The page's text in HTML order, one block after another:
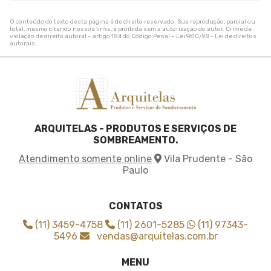
Tela de sombreamento para quadra de tenis
Tela de sombreamento sob medida
Tela de sombreamento solar
Tela de sombreamento toldo
Tela de sombreamento verde
Tela de sombrite 50
Tela de sombrite verde
Tela para agricultura
Tela para cobrir plantas
Tela para sombreamento agricola
Tela sombrite 4x30
Tela sombrite 50 3x50
O conteúdo do texto desta página é de direito reservado. Sua reprodução, parcial ou
total, mesmo citando nossos links, é proibida sem a autorização do autor. Crime de
violação de direito autoral – artigo 184 do Código Penal – Lei 9610/98 - Lei de direitos
autorais.
ARQUITELAS - PRODUTOS E SERVIÇOS DE
SOMBREAMENTO.
Atendimento somente online
Vila Prudente - São
Paulo
CONTATOS
(11) 3459-4758
(11) 2601-5285
(11) 97343-
5496
vendas@arquitelas.com.br
MENU